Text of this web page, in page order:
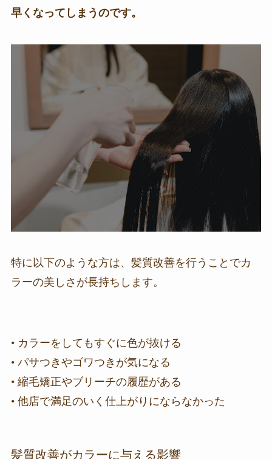
早くなってしまうのです。
特に以下のような方は、髪質改善を行うことでカ
ラーの美しさが長持ちします。
• カラーをしてもすぐに色が抜ける
• パサつきやゴワつきが気になる
• 縮毛矯正やブリーチの履歴がある
• 他店で満足のいく仕上がりにならなかった
髪質改善がカラーに与える影響